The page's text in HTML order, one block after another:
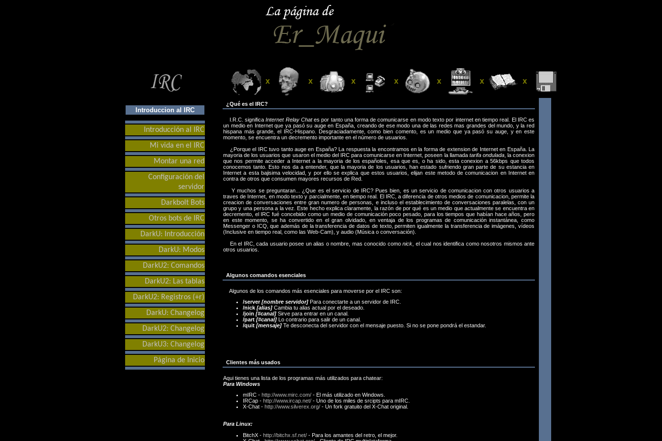
x x x x x x x
Introduccion al IRC
Introducción al IRC
Mi vida en el IRC
Montar una red
Configuración del
servidor
Darkbolt Bots
Otros bots de IRC
DarkU: Introducción
DarkU: Modos
DarkU2: Comandos
DarkU2: Las tablas
DarkU2: Registros (+r)
DarkU: Changelog
DarkU2: Changelog
DarkU3: Changelog
Página de Inicio
¿Qué es el IRC?
I.R.C. significaInternet Relay Chates por tanto una forma de comunicarse en modo texto por internet en tiempo real. El IRC es
un medio en Internet que ya pasó su auge en España, creando de ese modo una de las redes mas grandes del mundo, y la red
hispana más grande, el IRC-Hispano. Desgraciadamente, como bien comento, es un medio que ya pasó su auge, y en este
momento, se encuentra un decremento importante en el número de usuarios.
¿Porque el IRC tuvo tanto auge en España? La respuesta la encontramos en la forma de extension de Internet en España. La
mayoria de los usuarios que usaron el medio del IRC para comunicarse en Internet, poseen la llamada tarifa ondulada, la conexion
que nos permite acceder a Internet a la mayoria de los españoles, esa que es, o ha sido, esta conexion a 56kbps que todos
conocemos tanto. Esto nos da a entender, que la mayoria de los usuarios, han estado sufriendo gran parte de su estancia en
Internet a esta bajisima velocidad, y por ello se explica que estos usuarios, elijan este metodo de comunicacion en Internet en
contra de otros que consumen mayores recursos de Red.
Y muchos se preguntaran... ¿Que es el servicio de IRC? Pues bien, es un servicio de comunicacion con otros usuarios a
traves de Internet, en modo texto y parcialmente, en tiempo real. El IRC, a diferencia de otros medios de comunicacion, permite la
creacion de conversaciones entre gran numero de personas, e incluso el establecimiento de conversaciones paralelas, con un
grupo y una persona a la vez. Este hecho explica claramente, la razón de por qué es un medio que actualmente se encuentra en
decremento, el IRC fué concebido como un medio de comunicación poco pesado, para los tiempos que habían hace años, pero
en este momento, se ha convertido en el gran olvidado, en ventaja de los programas de comunicación instantánea, como
Messenger o ICQ, que además de la transferencia de datos de texto, permiten igualmente la transferencia de imágenes, vídeos
(Inclusive en tiempo real, como las Web-Cam), y audio (Música o conversación).
En el IRC, cada usuario posee un alias o nombre, mas conocido comonick , el cual nos identifica como nosotros mismos ante
otros usuarios.
Algunos comandos esenciales
Algunos de los comandos más esenciales para moverse por el IRC son:
/server[nombre servidor] Para conectarte a un servidor de IRC.
/nick [alias] Cambia tu alias actual por el deseado.
/join [#canal] Sirve para entrar en un canal.
/part [#canal] Lo contrario para salir de un canal.
/quit [mensaje] Te desconecta del servidor con el mensaje puesto. Si no se pone pondrá el estandar.
Clientes más usados
Aqui tienes una lista de los programas más utilizados para chatear:
Para Windows
mIRC - http://www.mirc.com/ - El más utilizado en Windows.
IRCap - http://www.ircap.net/ - Uno de los miles de srcipts para mIRC.
X-Chat - http://www.silverex.org/ - Un fork gratuito del X-Chat original.
Para Linux:
BitchX - http://bitchx.sf.net/ - Para los amantes del retro, el mejor.